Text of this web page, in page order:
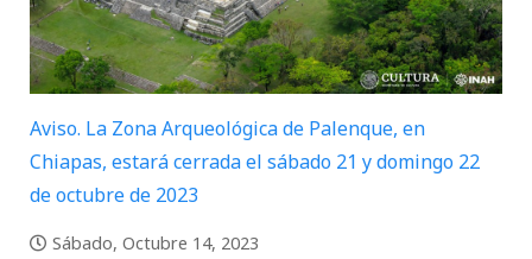
Aviso. La Zona Arqueológica de Palenque, en
Chiapas, estará cerrada el sábado 21 y domingo 22
de octubre de 2023
Sábado, Octubre 14, 2023